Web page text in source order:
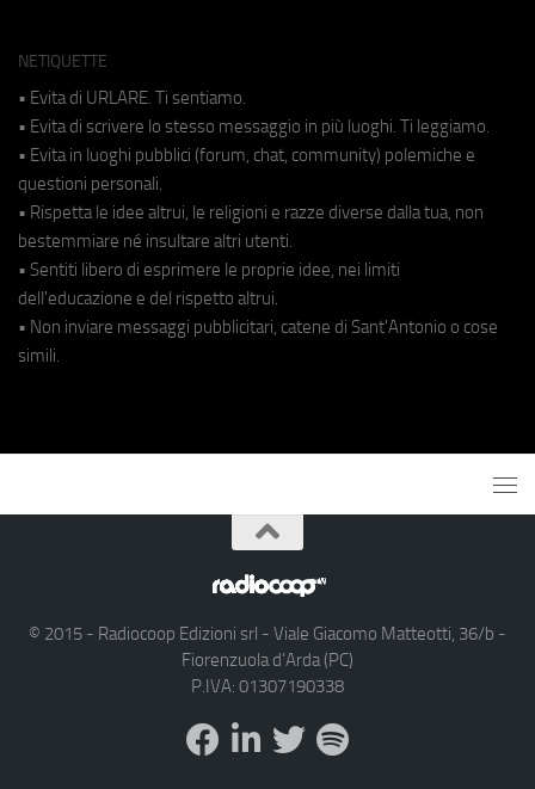
NETIQUETTE
• Evita di URLARE. Ti sentiamo.
• Evita di scrivere lo stesso messaggio in più luoghi. Ti leggiamo.
• Evita in luoghi pubblici (forum, chat, community) polemiche e
questioni personali.
• Rispetta le idee altrui, le religioni e razze diverse dalla tua, non
bestemmiare né insultare altri utenti.
• Sentiti libero di esprimere le proprie idee, nei limiti
dell'educazione e del rispetto altrui.
• Non inviare messaggi pubblicitari, catene di Sant'Antonio o cose
simili.
© 2015 - Radiocoop Edizioni srl - Viale Giacomo Matteotti, 36/b -
Fiorenzuola d'Arda (PC)
P.IVA: 01307190338